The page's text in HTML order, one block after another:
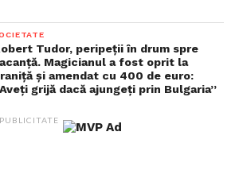
whisky-ul din lista finală după
Italiei și Irlandei, alte produse de
disconfort au fost incluse:
de Sud
Alabama
Tudor, peripeții în drum spre
Magicianul a fost oprit la
și amendat cu 400 de euro:
grijă dacă ajungeți prin Bulgaria”
PUBLICITATE